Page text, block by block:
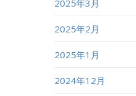
2025年3月
2025年2月
2025年1月
2024年12月